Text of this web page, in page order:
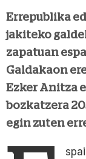
Errepublika
jakiteko
zapatuan
Galdakaon
Ezker Anitza
bozkatzera
egin zuten